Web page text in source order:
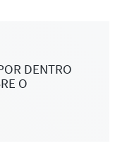
DENTRO
O